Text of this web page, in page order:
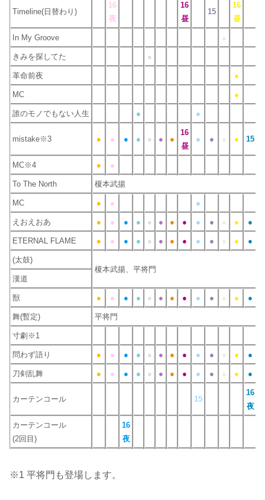
Timeline(日替わり)
16
夜
16
昼
15
16
昼
In My Groove ●
きみを探してた ●
革命前夜 ●
MC ●
誰のモノでもない人生 ● ●
mistake※3 ● ● ● ● ● ● ●
16
昼
● ● ● ● 15
MC※4 ● ●
To The North 榎本武揚
MC ● ● ●
えおえおあ ● ● ● ● ● ● ● ● ● ● ● ● ●
ETERNAL FLAME ● ● ● ● ● ● ● ● ● ● ● ● ●
(太鼓)
榎本武揚、平将門
漢道
獣 ● ● ● ● ● ● ● ● ● ● ● ● ●
舞(暫定) 平将門
寸劇※1
問わず語り ● ● ● ● ● ● ● ● ● ● ● ● ●
刀剣乱舞 ● ● ● ● ● ● ● ● ● ● ● ● ●
カーテンコール 15
16
夜
カーテンコール
(2回目)
16
夜
※1 平将門も登場します。